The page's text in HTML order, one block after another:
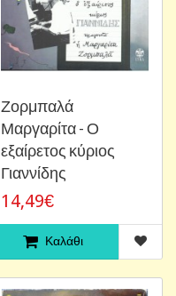
Ζορμπαλά
Μαργαρίτα - Ο
εξαίρετος κύριος
Γιαννίδης
14,49€
Καλάθι